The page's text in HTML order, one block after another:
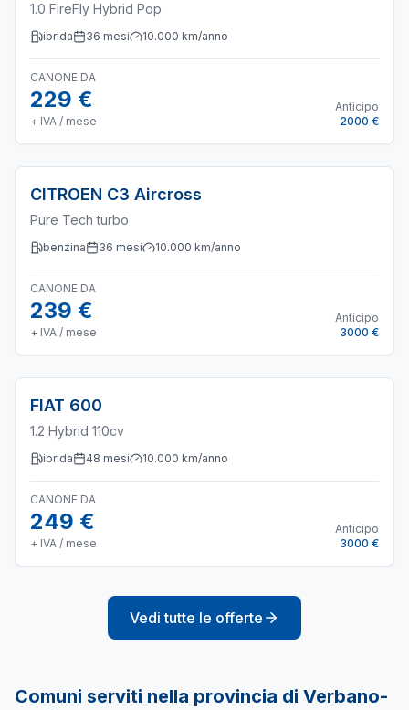
1.0 FireFly Hybrid Pop
ibrida 36 mesi 10.000 km/anno
CANONE DA
229 €
+ IVA / mese
Anticipo
2000 €
CITROEN C3 Aircross
Pure Tech turbo
benzina 36 mesi 10.000 km/anno
CANONE DA
239 €
+ IVA / mese
Anticipo
3000 €
FIAT 600
1.2 Hybrid 110cv
ibrida 48 mesi 10.000 km/anno
CANONE DA
249 €
+ IVA / mese
Anticipo
3000 €
Vedi tutte le offerte
Comuni serviti nella provincia di Verbano-